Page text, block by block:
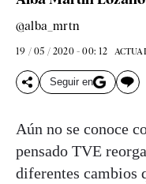
@alba_mrtn
19 / 05 / 2020 - 00: 12
Seguir en
Aún no se conoce
pensado TVE
diferentes cambios